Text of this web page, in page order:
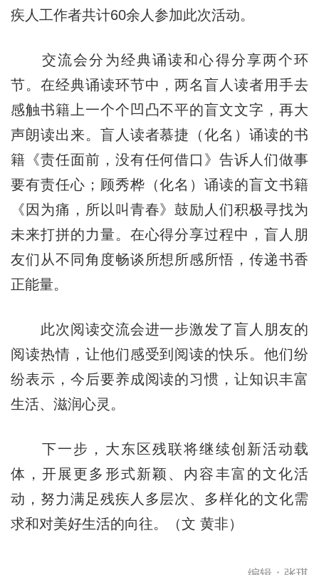
疾人工作者共计60余人参加此次活动。
交流会分为经典诵读和心得分享两个环
节。在经典诵读环节中，两名盲人读者用手去
感触书籍上一个个凹凸不平的盲文文字，再大
声朗读出来。盲人读者慕捷（化名）诵读的书
籍《责任面前，没有任何借口》告诉人们做事
要有责任心；顾秀桦（化名）诵读的盲文书籍
《因为痛，所以叫青春》鼓励人们积极寻找为
未来打拼的力量。在心得分享过程中，盲人朋
友们从不同角度畅谈所想所感所悟，传递书香
正能量。
此次阅读交流会进一步激发了盲人朋友的
阅读热情，让他们感受到阅读的快乐。他们纷
纷表示，今后要养成阅读的习惯，让知识丰富
生活、滋润心灵。
下一步，大东区残联将继续创新活动载
体，开展更多形式新颖、内容丰富的文化活
动，努力满足残疾人多层次、多样化的文化需
求和对美好生活的向往。（文 黄非）